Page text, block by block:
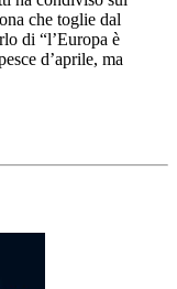
che toglie dal
di “l’Europa è
d’aprile, ma